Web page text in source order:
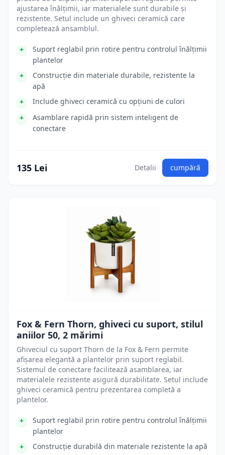
ajustarea înălțimii, iar materialele sunt durabile și
rezistente. Setul include un ghiveci ceramică care
completează ansamblul.
Suport reglabil prin rotire pentru controlul înălțimii
plantelor
Construcție din materiale durabile, rezistente la
apă
Include ghiveci ceramică cu opțiuni de culori
Asamblare rapidă prin sistem inteligent de
conectare
135 Lei Detalii cumpără
Fox & Fern Thorn, ghiveci cu suport, stilul
aniilor 50, 2 mărimi
Ghiveciul cu suport Thorn de la Fox & Fern permite
afișarea elegantă a plantelor prin suport reglabil.
Sistemul de conectare facilitează asamblarea, iar
materialele rezistente asigură durabilitate. Setul include
ghiveci ceramică pentru prezentarea completă a
plantelor.
Suport reglabil prin rotire pentru controlul înălțimii
plantelor
Construcție durabilă din materiale rezistente la apă